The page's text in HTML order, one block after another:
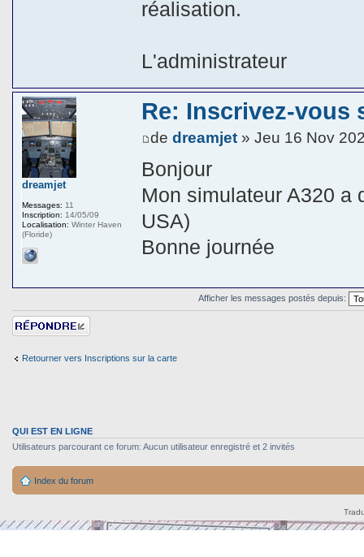
réalisation.
L'administrateur
Re: Inscrivez-vous
dedreamjet » Jeu 16 Nov
Bonjour
Mon simulateur A320 a
USA)
Bonne journée
dreamjet
Messages: 11
Inscription: 14/05/09
Localisation: Winter Haven
(Floride)
Afficher les messages postés depuis:
Répondre
Retourner vers Inscriptions sur la carte
QUI EST EN LIGNE
Utilisateurs parcourant ce forum: Aucun utilisateur enregistré et 2 invités
Index du forum